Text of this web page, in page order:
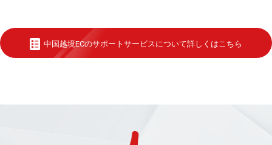
中国越境ECのサポートサービスについて詳しくはこちら